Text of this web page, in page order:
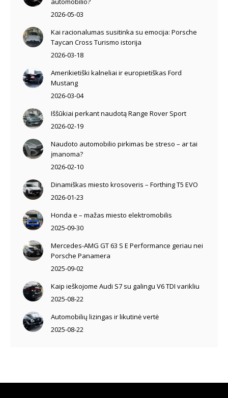
2026-05-03
Kai racionalumas susitinka su emocija: Porsche
Taycan Cross Turismo istorija
2026-03-18
Amerikietiški kalneliai ir europietiškas Ford
Mustang
2026-03-04
Iššūkiai perkant naudotą Range Rover Sport
2026-02-19
Naudoto automobilio pirkimas be streso – ar tai
įmanoma?
2026-02-10
Dinamiškas miesto krosoveris – Forthing T5 EVO
2026-01-23
Honda e – mažas miesto elektromobilis
2025-09-30
Mercedes-AMG GT 63 S E Performance geriau nei
Porsche Panamera
2025-09-02
Kaip ieškojome Audi S7 su galingu V6 TDI varikliu
2025-08-22
Automobilių lizingas ir likutinė vertė
2025-08-22